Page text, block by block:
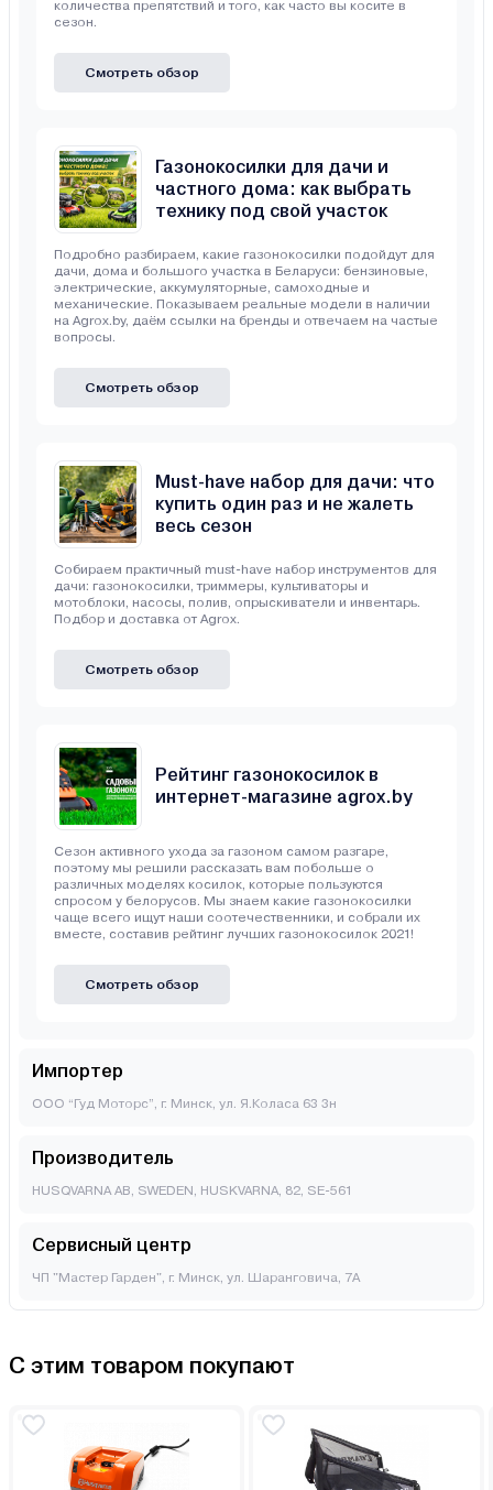
количества препятствий и того, как часто вы косите в
сезон.
Смотреть обзор
Газонокосилки для дачи и
частного дома: как выбрать
технику под свой участок
Подробно разбираем, какие газонокосилки подойдут для
дачи, дома и большого участка в Беларуси: бензиновые,
электрические, аккумуляторные, самоходные и
механические. Показываем реальные модели в наличии
на Agrox.by, даём ссылки на бренды и отвечаем на частые
вопросы.
Смотреть обзор
Must-have набор для дачи: что
купить один раз и не жалеть
весь сезон
Собираем практичный must-have набор инструментов для
дачи: газонокосилки, триммеры, культиваторы и
мотоблоки, насосы, полив, опрыскиватели и инвентарь.
Подбор и доставка от Agrox.
Смотреть обзор
Рейтинг газонокосилок в
интернет-магазине agrox.by
Сезон активного ухода за газоном самом разгаре,
поэтому мы решили рассказать вам побольше о
различных моделях косилок, которые пользуются
спросом у белорусов. Мы знаем какие газонокосилки
чаще всего ищут наши соотечественники, и собрали их
вместе, составив рейтинг лучших газонокосилок 2021!
Смотреть обзор
Импортер
ООО “Гуд Моторс”, г. Минск, ул. Я.Коласа 63 3н
Производитель
HUSQVARNA AB, SWEDEN, HUSKVARNA, 82, SE-561
Сервисный центр
ЧП "Мастер Гарден", г. Минск, ул. Шаранговича, 7А
С этим товаром покупают